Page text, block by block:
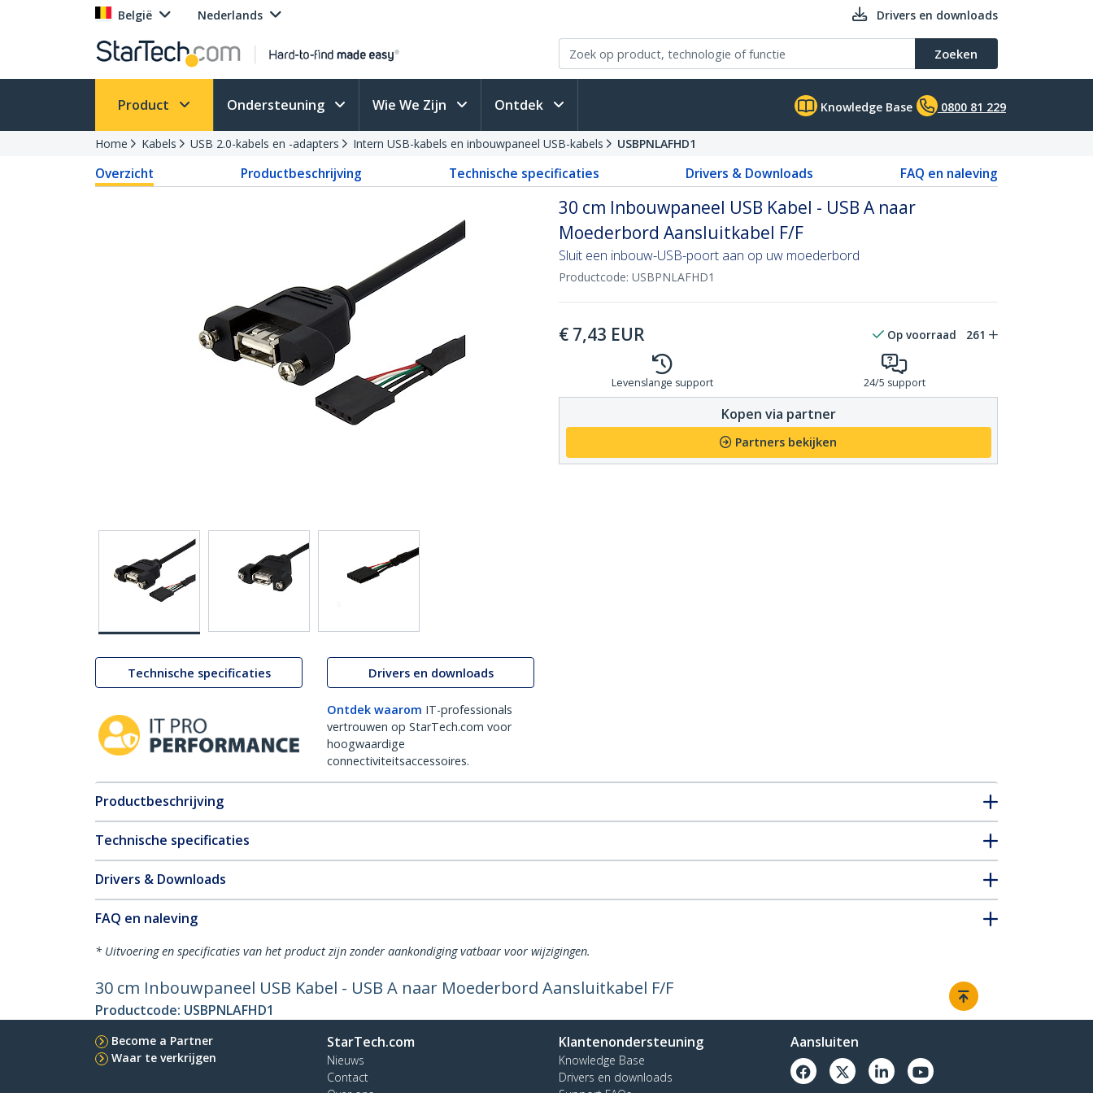
België Nederlands Drivers en downloads
Zoeken
Product Ondersteuning Wie We Zijn Ontdek Knowledge Base 0800 81 229
Home Kabels USB 2.0-kabels en -adapters Intern USB-kabels en inbouwpaneel USB-kabels USBPNLAFHD1
Overzicht Productbeschrijving Technische specificaties Drivers & Downloads FAQ en naleving
Technische specificaties Drivers en downloads
Ontdek waarom IT-professionals
vertrouwen op StarTech.com voor
hoogwaardige
connectiviteitsaccessoires.
30 cm Inbouwpaneel USB Kabel - USB A naar
Moederbord Aansluitkabel F/F
Sluit een inbouw-USB-poort aan op uw moederbord
Productcode: USBPNLAFHD1
€ 7,43 EUR Op voorraad 261
Levenslange support 24/5 support
Kopen via partner
Partners bekijken
Productbeschrijving
Technische specificaties
Drivers & Downloads
FAQ en naleving
* Uitvoering en specificaties van het product zijn zonder aankondiging vatbaar voor wijzigingen.
30 cm Inbouwpaneel USB Kabel - USB A naar Moederbord Aansluitkabel F/F
Productcode: USBPNLAFHD1
Become a Partner
Waar te verkrijgen
StarTech.com
Nieuws
Contact
Klantenondersteuning
Knowledge Base
Drivers en downloads
Aansluiten